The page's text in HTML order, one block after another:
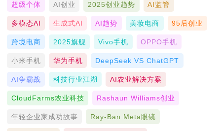
超级个体 AI创业 2025创业趋势 AI监管
多模态AI 生成式AI AI趋势 美妆电商 95后创业
跨境电商 2025旗舰 Vivo手机 OPPO手机
小米手机 华为手机 DeepSeek VS ChatGPT
AI争霸战 科技行业江湖 AI农业解决方案
CloudFarms农业科技 Rashaun Williams创业
年轻企业家成功故事 Ray-Ban Meta眼镜